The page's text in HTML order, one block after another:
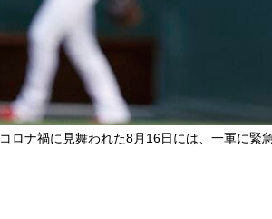
ロナ禍に見舞われた8月16日には、一軍に緊